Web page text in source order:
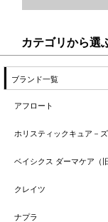
カテゴリから選
ブランド一覧
アフロート
ホリスティックキュア－ズ
ベイシクス ダーマケア（
クレイツ
ナプラ